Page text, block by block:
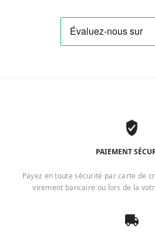
PAIEMENT
Payez en toute sécurité par carte de
virement bancaire ou lors de la